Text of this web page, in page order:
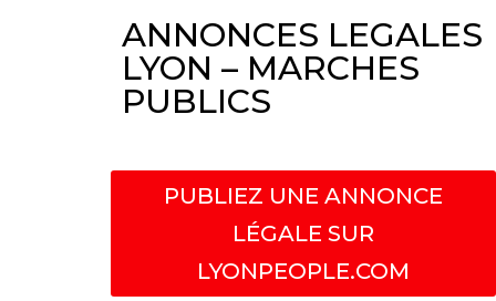
ANNONCES LEGALES
LYON – MARCHES
PUBLICS
PUBLIEZ UNE ANNONCE
LÉGALE SUR
LYONPEOPLE.COM